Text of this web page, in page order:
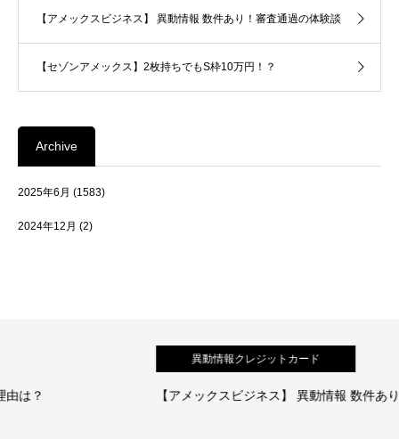
【アメックスビジネス】 異動情報 数件あり！審査通過の体験談
【セゾンアメックス】2枚持ちでもS枠10万円！？
Archive
2025年6月 (1583)
2024年12月 (2)
異動情報クレジットカード
【アメックスビジネス】 異動情報 数件あり！審査通過の体験談